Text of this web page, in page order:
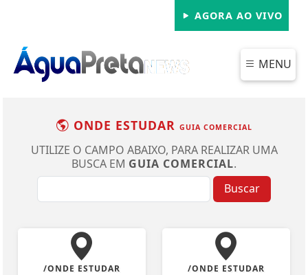
AGORA AO VIVO
MENU
ONDE ESTUDAR GUIA COMERCIAL
UTILIZE O CAMPO ABAIXO, PARA REALIZAR UMA
BUSCA EM GUIA COMERCIAL.
Buscar
/ONDE ESTUDAR /ONDE ESTUDAR